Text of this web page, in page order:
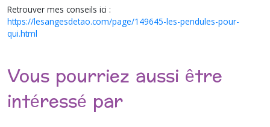
Retrouver mes conseils ici :
https://lesangesdetao.com/page/149645-les-pendules-pour-
qui.html
Vous pourriez aussi être
intéressé par